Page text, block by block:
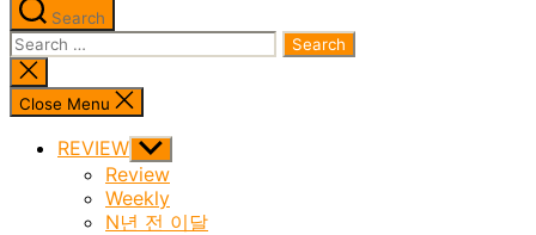
Search
Search
for:
Close
search
Close Menu
REVIEW Show
sub
menu
Review
Weekly
N년 전 이달